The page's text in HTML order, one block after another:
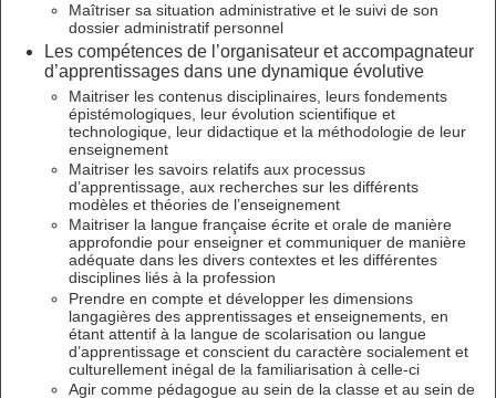
Maîtriser sa situation administrative et le suivi de son
dossier administratif personnel
Les compétences de l’organisateur et accompagnateur
d’apprentissages dans une dynamique évolutive
Maitriser les contenus disciplinaires, leurs fondements
épistémologiques, leur évolution scientifique et
technologique, leur didactique et la méthodologie de leur
enseignement
Maitriser les savoirs relatifs aux processus
d’apprentissage, aux recherches sur les différents
modèles et théories de l’enseignement
Maitriser la langue française écrite et orale de manière
approfondie pour enseigner et communiquer de manière
adéquate dans les divers contextes et les différentes
disciplines liés à la profession
Prendre en compte et développer les dimensions
langagières des apprentissages et enseignements, en
étant attentif à la langue de scolarisation ou langue
d’apprentissage et conscient du caractère socialement et
culturellement inégal de la familiarisation à celle-ci
Agir comme pédagogue au sein de la classe et au sein de